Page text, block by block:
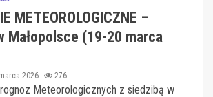
METEOROLOGICZNE –
Małopolsce (19-20 marca
2026 276
Meteorologicznych z siedzibą w